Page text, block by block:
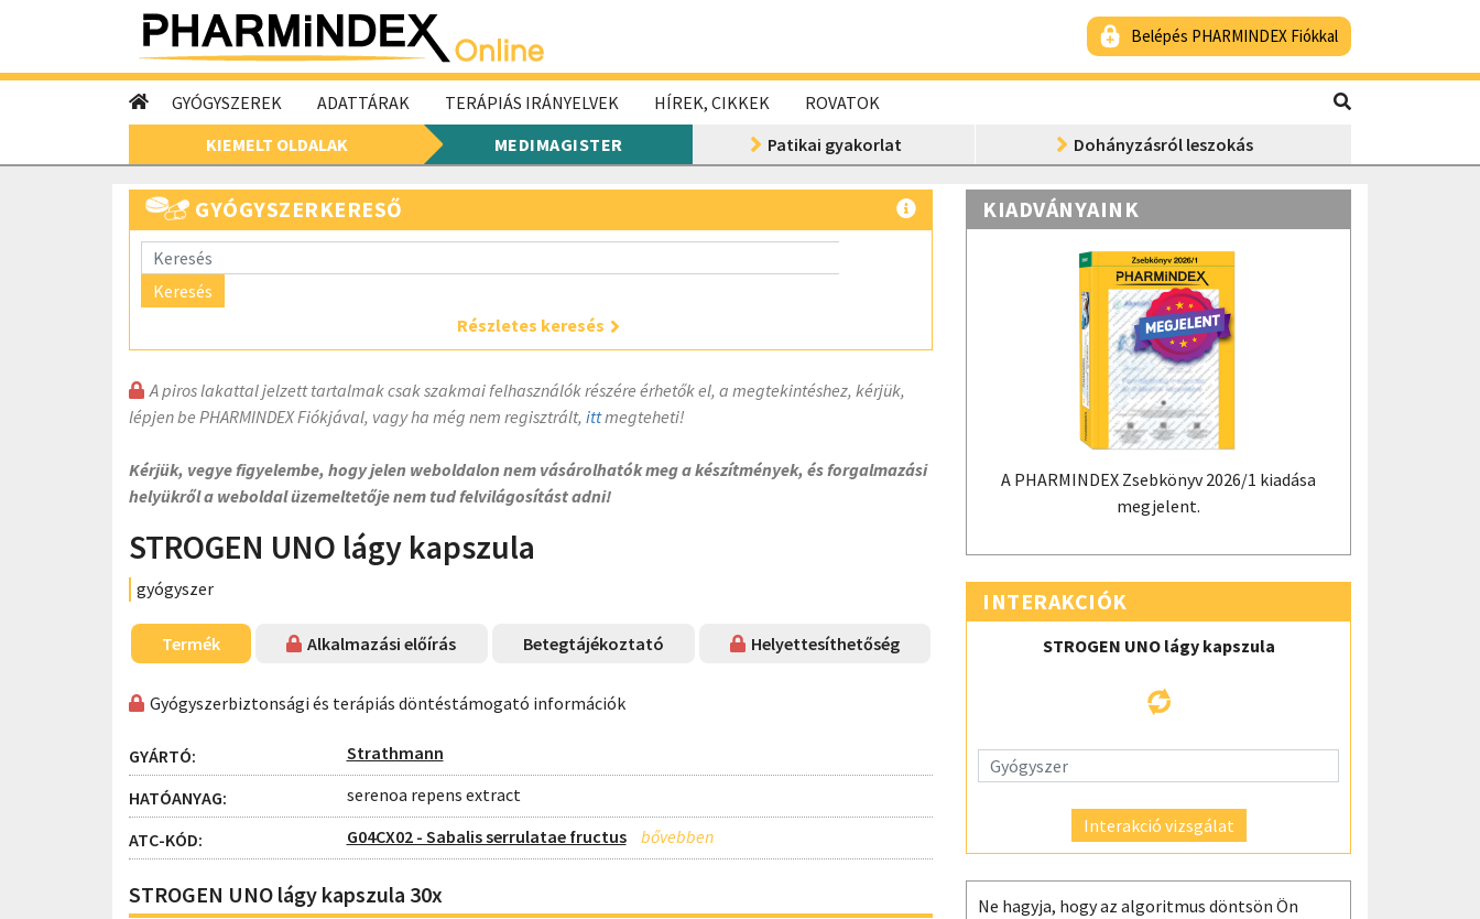
Belépés PHARMINDEX Fiókkal
GYÓGYSZEREK ADATTÁRAK TERÁPIÁS IRÁNYELVEK HÍREK, CIKKEK
ROVATOK
KIEMELT OLDALAK
MEDIMAGISTER Patikai gyakorlat Dohányzásról leszokás
GYÓGYSZERKERESŐ
Keresés
Részletes keresés
A piros lakattal jelzett tartalmak csak szakmai felhasználók részére érhetők el, a megtekintéshez, kérjük,
lépjen be PHARMINDEX Fiókjával, vagy ha még nem regisztrált, ittmegteheti!
Kérjük, vegye figyelembe, hogy jelen weboldalon nem vásárolhatók meg a készítmények, és forgalmazási
helyükről a weboldal üzemeltetője nem tud felvilágosítást adni!
STROGEN UNO lágy kapszula
gyógyszer
Termék Alkalmazási előírás Betegtájékoztató Helyettesíthetőség
Gyógyszerbiztonsági és terápiás döntéstámogató információk
GYÁRTÓ: Strathmann
HATÓANYAG: serenoa repens extract
ATC-KÓD: G04CX02 - Sabalis serrulatae fructus
STROGEN UNO lágy kapszula 30x
KIADVÁNYAINK
A PHARMINDEX Zsebkönyv 2026/1 kiadása
megjelent.
INTERAKCIÓK
STROGEN UNO lágy kapszula
Interakció vizsgálat
Ne hagyja, hogy az algoritmus döntsön Ön